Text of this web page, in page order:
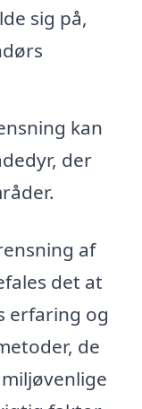
sig på,
kan
der
af
det at
erfaring og
de